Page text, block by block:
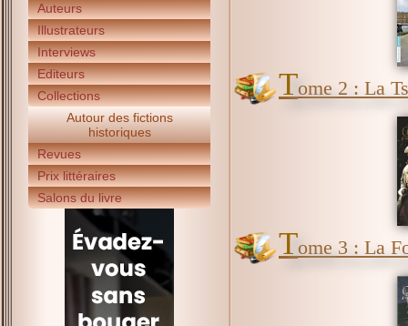
Auteurs
Illustrateurs
Interviews
Editeurs
Collections
Autour des fictions
historiques
Revues
Prix littéraires
Salons du livre
Tome 2 : La
Tome 3 : La